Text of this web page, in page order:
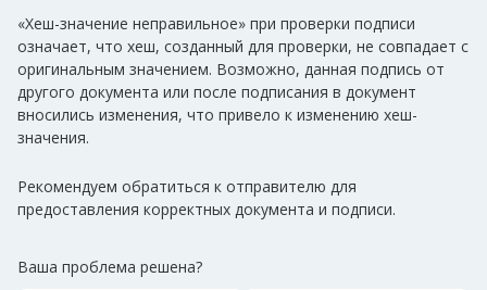
«Хеш-значение неправильное» при проверки подписи
означает, что хеш, созданный для проверки, не совпадает с
оригинальным значением. Возможно, данная подпись от
другого документа или после подписания в документ
вносились изменения, что привело к изменению хеш-
значения.
Рекомендуем обратиться к отправителю для
предоставления корректных документа и подписи.
Ваша проблема решена?